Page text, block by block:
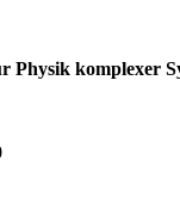
Physik komplexer